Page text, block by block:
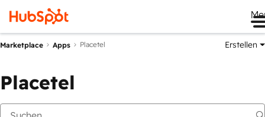
Marketplace Apps Placetel Erstellen
Placetel